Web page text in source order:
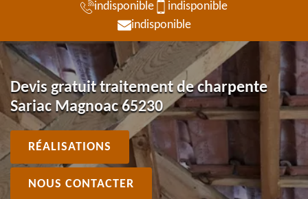
indisponible
indisponible
indisponible
Devis gratuit traitement de charpente
Sariac Magnoac 65230
RÉALISATIONS
NOUS CONTACTER